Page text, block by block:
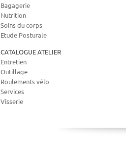
Bagagerie
Nutrition
Soins du corps
Etude Posturale
CATALOGUE ATELIER
Entretien
Outillage
Roulements vélo
Services
Visserie